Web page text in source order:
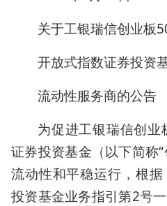
关于工银瑞信创业板
开放式指数证券投资
流动性服务商的公告
为促进工银瑞信创
证券投资基金（以下简称
流动性和平稳运行，根
投资基金业务指引第2号